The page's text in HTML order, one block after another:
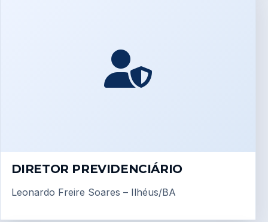
DIRETOR PREVIDENCIÁRIO
Leonardo Freire Soares – Ilhéus/BA